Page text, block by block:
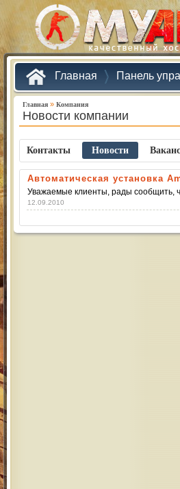
Главная Панель
Главная » Компания
Новости компании
Контакты Новости
Автоматическая установка
Уважаемые клиенты, рады сообщить,
12.09.2010